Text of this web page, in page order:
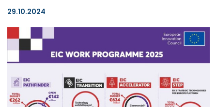
29.10.2024